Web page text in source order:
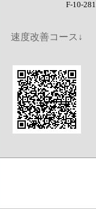
F-10-281
速度改善コース↓